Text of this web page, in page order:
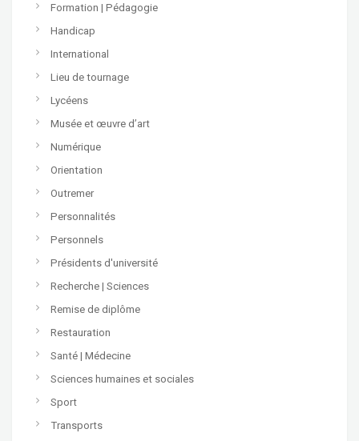
Formation | Pédagogie
Handicap
International
Lieu de tournage
Lycéens
Musée et œuvre d’art
Numérique
Orientation
Outremer
Personnalités
Personnels
Présidents d'université
Recherche | Sciences
Remise de diplôme
Restauration
Santé | Médecine
Sciences humaines et sociales
Sport
Transports